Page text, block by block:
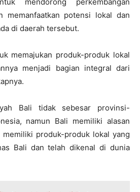
memanfaatkan potensi lokal dan
di daerah tersebut.
memajukan produk-produk lokal
menjadi bagian integral dari
Bali tidak sebesar provinsi-
namun Bali memiliki alasan
memiliki produk-produk lokal yang
Bali dan telah dikenal di dunia